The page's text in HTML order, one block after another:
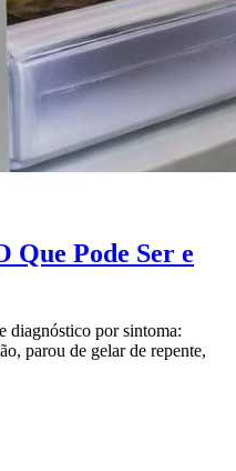
Que Pode Ser e
diagnóstico por sintoma:
parou de gelar de repente,